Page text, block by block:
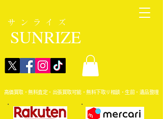
サンライズ
SUNRIZE
高価買取・無料査定・出張買取可能・無料下取り相談・生前・遺品整理